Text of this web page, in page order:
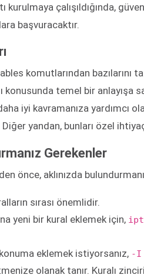
çalışıldığında,
başvuracaktır.
komutlarından bazılarını
konusunda temel bir anlayışa
iyi kavramanıza yardımcı
Diğer yandan, bunları özel
Gerekenler
önce, aklınızda
sırası önemlidir.
yeni bir kural eklemek için,
eklemek istiyorsanız, -I
olanak tanır. Kuralı